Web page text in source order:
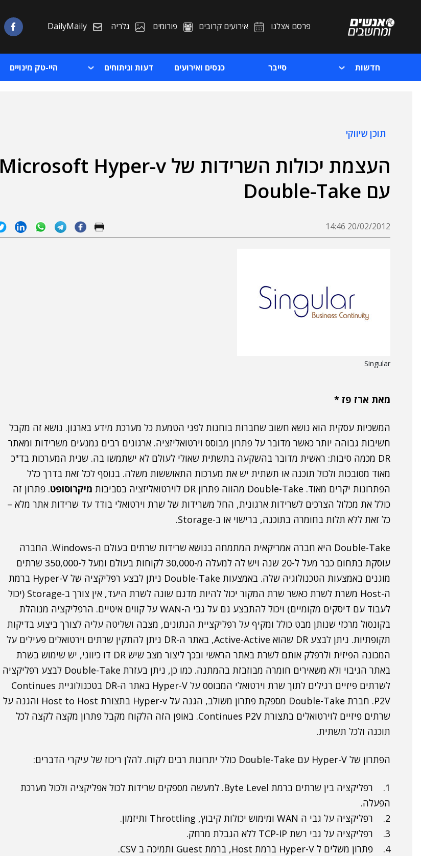
פרסם אצלנו אירועים קרובים פורומים גלריה DailyMaily
חדשות סייבר כנסים ואירועים דעות וניתוחים היי-טק מינויים
תוכן שיווקי
העצמת יכולות השרידות של Microsoft Hyper-v
עם Double-Take
20/02/2012 14:46
Singular
מאת ארז פז *
המשכיות עסקית הוא נושא חשוב שחברות בוחנות לפני הטמעת כל מערכת מידע בארגון. נושא זה מקבל
חשיבות גבוהה יותר כאשר מדובר על פתרון מבוסס וירטואליזציה. ארגונים רבים נמנעים משרידות ומאתר
DR מכמה סיבות: ראשית מדובר בהשקעה בתשתית שאולי לעולם לא ישתמשו בה. שנית המערכות בד"כ
מאוד מסובכות ולכול תוכנה או תשתית יש את מערכות התאוששות משלה. בנוסף לכל זאת בדרך כלל
הפתרונות יקרים מאוד. Double-Take מהווה פתרון DR לוירטואליזציה בסביבות
מיקרוסופט. פתרון זה
כולל את מכלול הצרכים לשרידות ארגונית, החל משרידות של שרת וירטואלי בודד עד שרידות אתר מלא –
כל זאת ללא תלות בחומרה בתוכנה, ברישוי או ב-Storage.
Double-Take היא חברה אמריקאית המתמחה בנושא שרידות שרתים בעולם ה-Windows. החברה
עוסקת בתחום כבר מעל ל-20 שנה ויש לה למעלה מ-30,000 לקוחות בעולם ומעל ל-350,000 שרתים
מוגנים באמצעות הטכנולוגיה שלה. באמצעות Double-Take ניתן לבצע רפליקציה של Hyper-V ברמת
ה-Host משרת לשרת כאשר שרת המקור יכול להיות מדגם שונה לשרת היעד, אין צורך ב-Storage (יכול
לעבוד עם דיסקים מקומיים) ויכול להתבצע גם על גבי ה-WAN על קווים איטיים. הרפליקציה מנוהלת
בקונסול מרכזי שנותן מבט כולל ומקיף על רפליקציית הנתונים, מצבה ושליטה עליה לצורך ביצוע בדיקות
תקופתיות. ניתן לבצע DR שהוא Active-Active, באתר ה-DR ניתן להתקין שרתים וירטואלים פעילים על
המכונה הפיזית ולרפלק אותם לשרת באתר הראשי ובכך ליצור מצב שיש DR דו כיווני, יש שימוש בשרת
באתר הגיבוי ולא משאירים חומרה מבוזבזת בהמתנה. כמו כן, ניתן בעזרת Double-Take לבצע רפליקציה
לשרתים פיזיים רגילים לתוך שרת וירטואלי המבוסס על Hyper-V באתר ה-DR בטכנולוגיית Continues
P2V. חברת Double-Take מספקת פתרון משולב, הגנה על Hyper-v בתצורת Host to Host והגנה על
שרתים פיזיים לוירטואלים בתצורת Continues P2V. באופן הזה הלקוח מקבל פתרון מקצה לקצה לכל
תוכנה ולכל תשתית.
הפתרון של Hyper-V עם Double-Take כולל יתרונות רבים לקוח. להלן ריכוז של עיקרי הדברים:
1. רפליקציה בין שרתים ברמת Byte Level. למעשה מספקים שרידות לכול אפליקציה ולכול מערכת
הפעלה.
2. רפליקציה על גבי ה WAN ומימוש יכולות קיבוץ, Throttling ותיזמון.
3. רפליקציה על גבי רשת TCP-IP ללא הגבלת מרחק.
4. פתרון משלים ל Hyper-V ברמת Host, ברמת Guest ותמיכה ב CSV.